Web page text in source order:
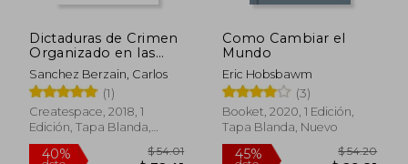
Dictaduras de Crimen
Organizado en las
Américas
Sanchez Berzain, Carlos
(1)
Createspace, 2018, 1
Edición, Tapa Blanda,
Nuevo
Como Cambiar el
Mundo
Eric Hobsbawm
(3)
Booket, 2020, 1 Edición,
Tapa Blanda, Nuevo